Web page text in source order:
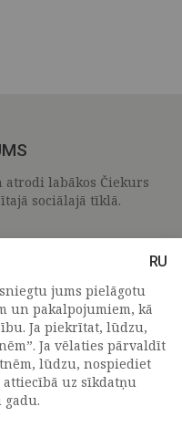
labākos Čiekurs
sociālajā tīklā.
RU
jums pielāgotu
un pakalpojumiem, kā
Ja piekrītat, lūdzu,
Ja vēlaties pārvaldīt
lūdzu, nospiediet
attiecībā uz sīkdatņu